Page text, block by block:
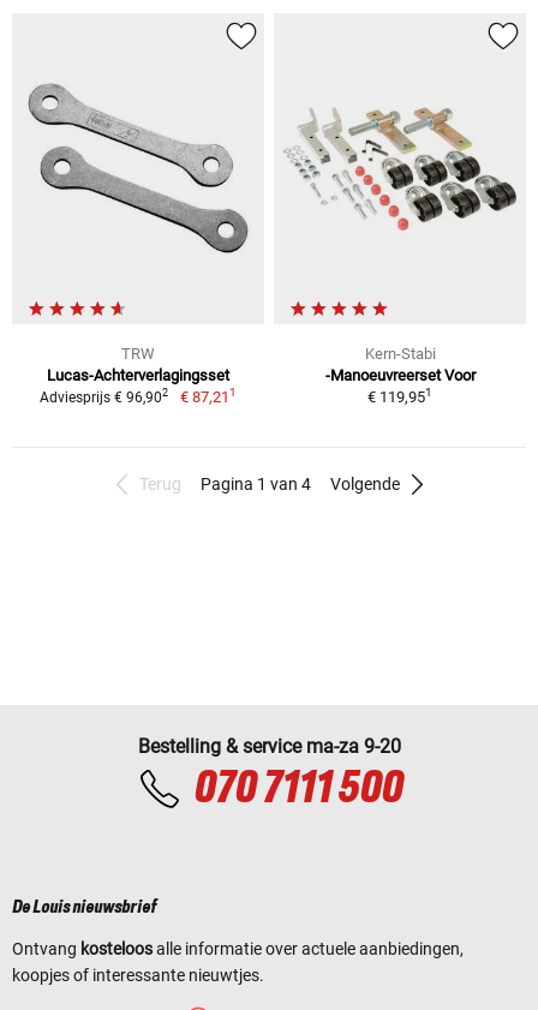
TRW
Lucas-Achterverlagingsset
Adviesprijs € 96,902 € 87,211
Kern-Stabi
-Manoeuvreerset Voor
€ 119,951
Terug Pagina 1 van 4 Volgende
Bestelling & service ma-za 9-20
070 7111 500
De Louis nieuwsbrief
Ontvang kosteloosalle informatie over actuele aanbiedingen,
koopjes of interessante nieuwtjes.